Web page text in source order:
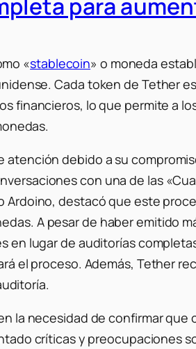
para
«stablecoin» o moneda
Cada token de Tether
financieros, lo que permite a
debido a su
con una de las
Ardoino, destacó que este
A pesar de haber emitido
en lugar de auditorías
el proceso. Además, Tether
la necesidad de confirmar
críticas y preocupaciones